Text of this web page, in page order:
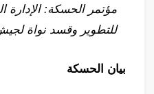
مؤتمر الحسكة: الإدارة
للتطوير وقسد نواة
بيان الحسكة